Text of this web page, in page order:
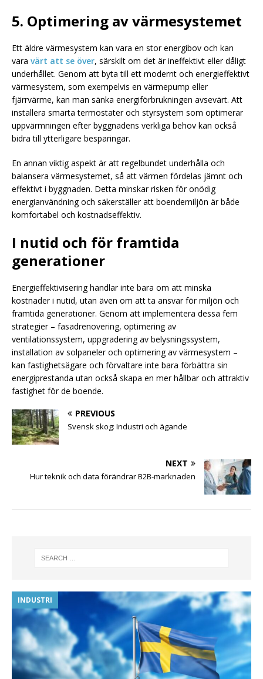
5. Optimering av värmesystemet
Ett äldre värmesystem kan vara en stor energibov och kan
vara värt att se över, särskilt om det är ineffektivt eller dåligt
underhållet. Genom att byta till ett modernt och energieffektivt
värmesystem, som exempelvis en värmepump eller
fjärrvärme, kan man sänka energiförbrukningen avsevärt. Att
installera smarta termostater och styrsystem som optimerar
uppvärmningen efter byggnadens verkliga behov kan också
bidra till ytterligare besparingar.
En annan viktig aspekt är att regelbundet underhålla och
balansera värmesystemet, så att värmen fördelas jämnt och
effektivt i byggnaden. Detta minskar risken för onödig
energianvändning och säkerställer att boendemiljön är både
komfortabel och kostnadseffektiv.
I nutid och för framtida
generationer
Energieffektivisering handlar inte bara om att minska
kostnader i nutid, utan även om att ta ansvar för miljön och
framtida generationer. Genom att implementera dessa fem
strategier – fasadrenovering, optimering av
ventilationssystem, uppgradering av belysningssystem,
installation av solpaneler och optimering av värmesystem –
kan fastighetsägare och förvaltare inte bara förbättra sin
energiprestanda utan också skapa en mer hållbar och attraktiv
fastighet för de boende.
PREVIOUS
Svensk skog: Industri och ägande
NEXT
Hur teknik och data förändrar B2B-marknaden
INDUSTRI